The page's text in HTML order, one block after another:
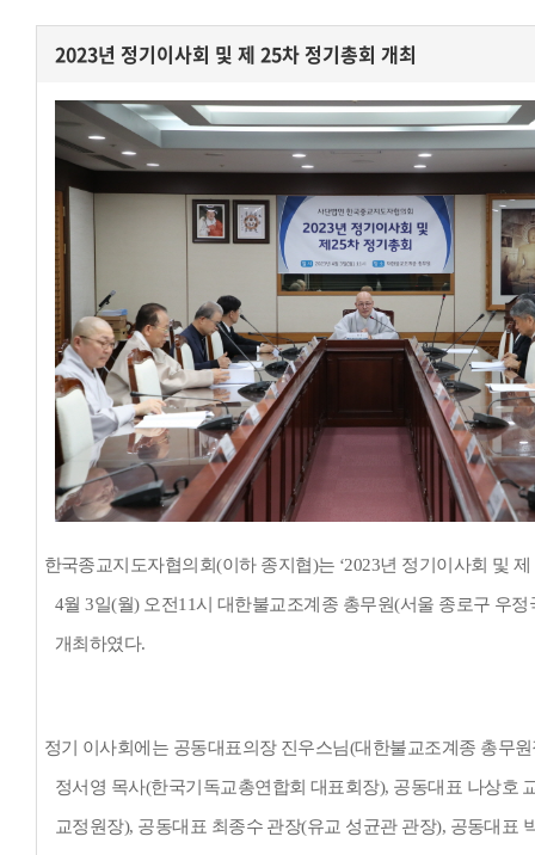
2023년 정기이사회 및 제 25차 정기총회 개최
한국종교지도자협의회(이하 종지협)는 ‘2023년 정기이사회 및 제
4월3일(월) 오전11시 대한불교조계종 총무원(서울 종로구 우정
개최하였다.
정기 이사회에는 공동대표의장 진우스님(대한불교조계종 총무
정서영 목사(한국기독교총연합회 대표회장), 공동대표 나상호
교정원장), 공동대표 최종수 관장(유교 성균관 관장), 공동대표